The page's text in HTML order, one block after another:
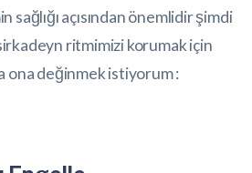
sağlığı açısından önemlidir şimdi
ritmimizi korumak için
ona değinmek istiyorum :